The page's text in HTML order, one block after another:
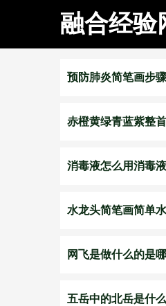
融合经验
预防肺炎简笔画步
赤橙黄绿青蓝紫整
消毒液怎么用消毒
水龙头简笔画简单
网飞是做什么的是
五岳中的北岳是什